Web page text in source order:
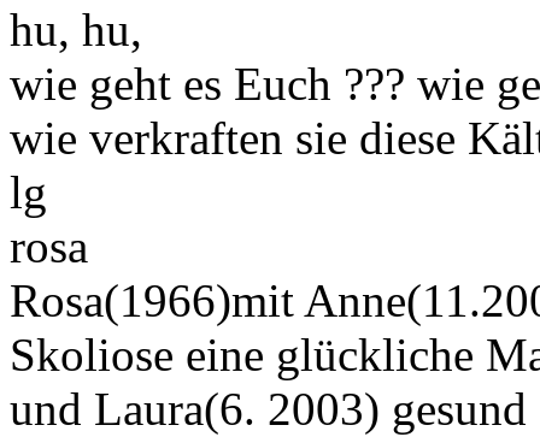
hu, hu,
wie geht es Euch ??? wie
wie verkraften sie diese
lg
rosa
Rosa(1966)mit
Skoliose eine glückliche
und Laura(6. 2003) gesund